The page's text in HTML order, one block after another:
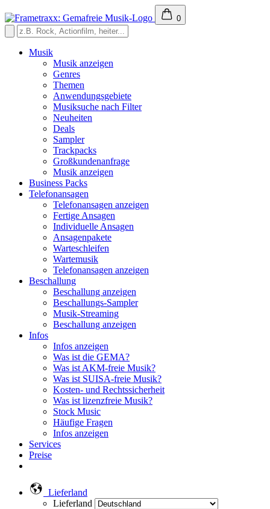
0
Musik
Musik anzeigen
Genres
Themen
Anwendungsgebiete
Musiksuche nach Filter
Neuheiten
Deals
Sampler
Trackpacks
Großkundenanfrage
Musik anzeigen
Business Packs
Telefonansagen
Telefonansagen anzeigen
Fertige Ansagen
Individuelle Ansagen
Ansagenpakete
Warteschleifen
Wartemusik
Telefonansagen anzeigen
Beschallung
Beschallung anzeigen
Beschallungs-Sampler
Musik-Streaming
Beschallung anzeigen
Infos
Infos anzeigen
Was ist die GEMA?
Was ist AKM-freie Musik?
Was ist SUISA-freie Musik?
Kosten- und Rechtssicherheit
Was ist lizenzfreie Musik?
Stock Music
Häufige Fragen
Infos anzeigen
Services
Preise
Lieferland
Lieferland